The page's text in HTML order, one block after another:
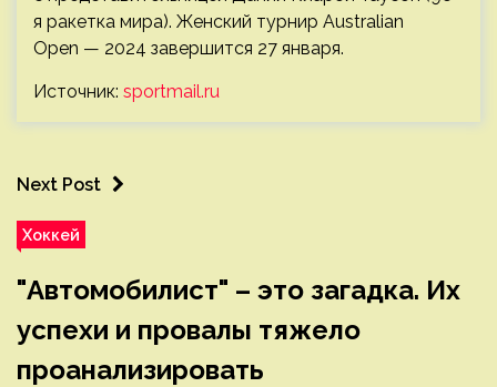
я ракетка мира). Женский турнир Australian
Open — 2024 завершится 27 января.
Источник: sportmail.ru
Next Post
Хоккей
"Автомобилист" – это загадка. Их
успехи и провалы тяжело
проанализировать